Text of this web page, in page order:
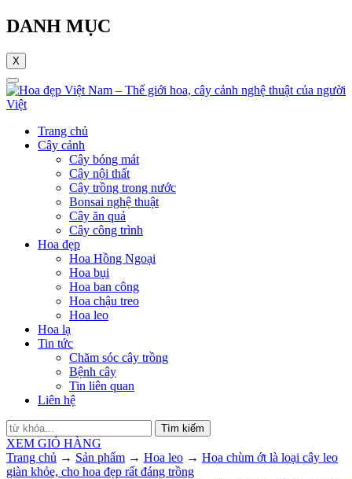
DANH MỤC
X
Trang chủ
Cây cảnh
Cây bóng mát
Cây nội thất
Cây trồng trong nước
Bonsai nghệ thuật
Cây ăn quả
Cây công trình
Hoa đẹp
Hoa Hồng Ngoại
Hoa bụi
Hoa ban công
Hoa chậu treo
Hoa leo
Hoa lạ
Tin tức
Chăm sóc cây trồng
Bệnh cây
Tin liên quan
Liên hệ
Tìm kiếm
XEM GIỎ HÀNG
Trang chủ → Sản phẩm → Hoa leo → Hoa chùm ớt là loại cây leo
giàn khỏe, cho hoa đẹp rất đáng trồng